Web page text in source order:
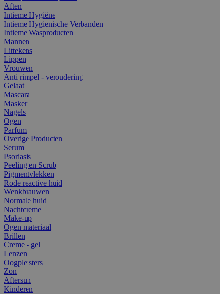
Aften
Intieme Hygiëne
Intieme Hygienische Verbanden
Intieme Wasproducten
Mannen
Littekens
Lippen
Vrouwen
Anti rimpel - veroudering
Gelaat
Mascara
Masker
Nagels
Ogen
Parfum
Overige Producten
Serum
Psoriasis
Peeling en Scrub
Pigmentvlekken
Rode reactive huid
Wenkbrauwen
Normale huid
Nachtcreme
Make-up
Ogen materiaal
Brillen
Creme - gel
Lenzen
Oogpleisters
Zon
Aftersun
Kinderen